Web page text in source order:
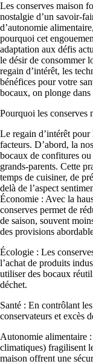
Les conserves maison
nostalgie d’un savoir-
d’autonomie
pourquoi cet
adaptation aux défis
le désir de consommer
regain d’intérêt, les
bénéfices pour votre
bocaux, on plonge
Pourquoi les conserves
Le regain d’intérêt pour
facteurs. D’abord, la
bocaux de confitures
grands-parents. Cette
temps de cuisiner, de
delà de l’aspect
Économie : Avec la
conserves permet de
de saison, souvent
des provisions
Écologie : Les
l’achat de produits
utiliser des bocaux
déchet.
Santé : En contrôlant
conservateurs et excès
Autonomie alimentaire
climatiques) fragilisent
maison offrent une